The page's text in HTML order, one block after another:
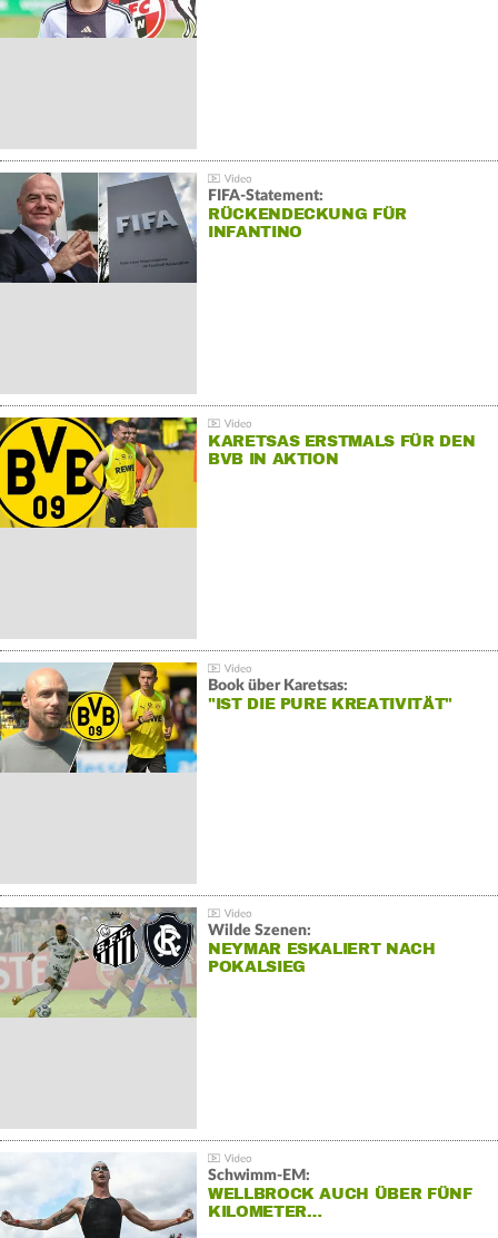
FIFA-Statement:
RÜCKENDECKUNG FÜR
INFANTINO
KARETSAS ERSTMALS FÜR DEN
BVB IN AKTION
Book über Karetsas:
"IST DIE PURE KREATIVITÄT"
Wilde Szenen:
NEYMAR ESKALIERT NACH
POKALSIEG
Schwimm-EM:
WELLBROCK AUCH ÜBER FÜNF
KILOMETER…